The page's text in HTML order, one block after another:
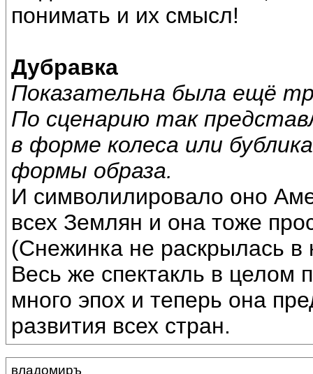
понимать и их смысл!
Дубравка
Показательна была ещё
По сценарию так
в форме колеса или
формы образа.
И символилировало оно
всех Землян и она тоже
(Снежинка не раскрылась в
Весь же спектакль в целом
много эпох и теперь она
развития всех стран.
владомиръ